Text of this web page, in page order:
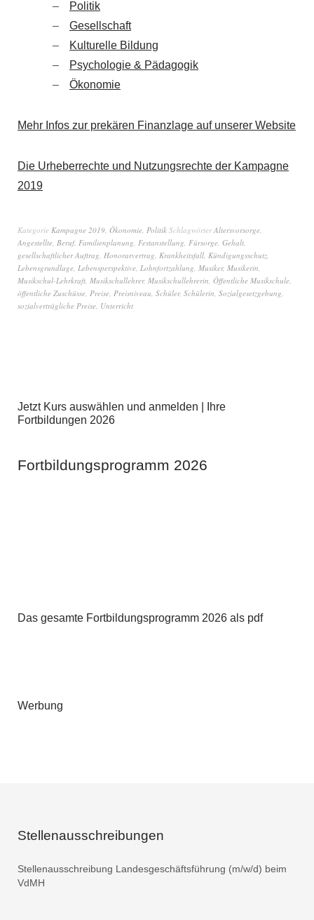
Politik
Gesellschaft
Kulturelle Bildung
Psychologie & Pädagogik
Ökonomie
Mehr Infos zur prekären Finanzlage auf unserer Website
Die Urheberrechte und Nutzungsrechte der Kampagne
2019
Kategorie Kampagne 2019, Ökonomie, Politik SchlagwörterAltersvorsorge,
Angestellte, Beruf, Familienplanung, Festanstellung, Fürsorge, Gehalt,
gesellschaftlicher Auftrag, Honorarvertrag, Krankheitsfall, Kündigungsschutz,
Lebensgrundlage, Lebensperspektive, Lohnfortzahlung, Musiker, Musikerin,
Musikschul-Lehrkraft, Musikschullehrer, Musikschullehrerin, Öffentliche Musikschule,
öffentliche Zuschüsse, Preise, Preisniveau, Schüler, Schülerin, Sozialgesetzgebung,
sozialverträgliche Preise, Unterricht
Jetzt Kurs auswählen und anmelden | Ihre
Fortbildungen 2026
Fortbildungsprogramm 2026
Das gesamte Fortbildungsprogramm 2026 als pdf
Werbung
Stellenausschreibungen
Stellenausschreibung Landesgeschäftsführung (m/w/d) beim
VdMH